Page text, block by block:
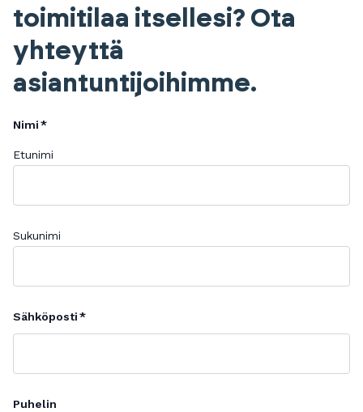
toimitilaa itsellesi? Ota
yhteyttä
asiantuntijoihimme.
Nimi
Etunimi
Sukunimi
Sähköposti
Puhelin